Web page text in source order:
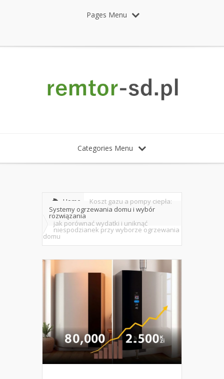
Pages Menu
Categories Menu
Home
Systemy ogrzewania domu i wybór
rozwiązania
Koszt gazu a pompy ciepła:
jak porównać wydatki i uniknąć
niespodzianek przy wyborze ogrzewania
domu